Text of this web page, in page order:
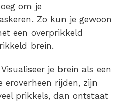
om je
Zo kun je gewoon
een overprikkeld
brein.
je brein als een
eroverheen rijden, zijn
prikkels, dan ontstaat